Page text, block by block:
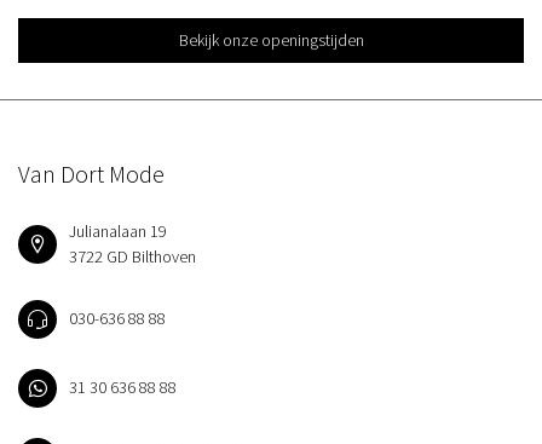
Bekijk onze openingstijden
Van Dort Mode
Julianalaan 19
3722 GD Bilthoven
030-636 88 88
31 30 636 88 88